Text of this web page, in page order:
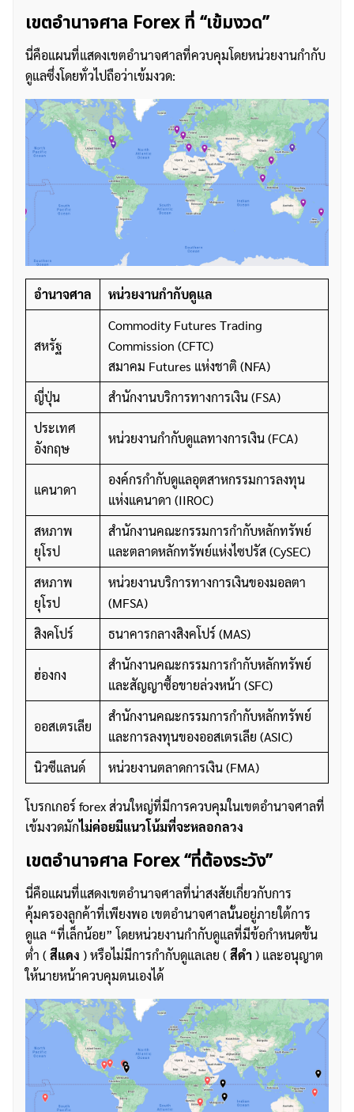
เขตอำนาจศาล Forex ที่ “เข้มงวด”
นี่คือแผนที่แสดงเขตอำนาจศาลที่ควบคุมโดยหน่วยงานกำกับ
ดูแลซึ่งโดยทั่วไปถือว่าเข้มงวด:
อำนาจศาล หน่วยงานกำกับดูแล
สหรัฐ
Commodity Futures Trading
Commission (CFTC)
สมาคม Futures แห่งชาติ (NFA)
ญี่ปุ่น
สำนักงานบริการทางการเงิน (FSA)
ประเทศ
อังกฤษ
หน่วยงานกำกับดูแลทางการเงิน (FCA)
แคนาดา
องค์กรกำกับดูแลอุตสาหกรรมการลงทุน
แห่งแคนาดา (IIROC)
สหภาพ
ยุโรป
สำนักงานคณะกรรมการกำกับหลักทรัพย์
และตลาดหลักทรัพย์แห่งไซปรัส (CySEC)
สหภาพ
ยุโรป
หน่วยงานบริการทางการเงินของมอลตา
(MFSA)
สิงคโปร์
ธนาคารกลางสิงคโปร์ (MAS)
ฮ่องกง
สำนักงานคณะกรรมการกำกับหลักทรัพย์
และสัญญาซื้อขายล่วงหน้า (SFC)
ออสเตรเลีย
สำนักงานคณะกรรมการกำกับหลักทรัพย์
และการลงทุนของออสเตรเลีย (ASIC)
นิวซีแลนด์
หน่วยงานตลาดการเงิน (FMA)
โบรกเกอร์ forex ส่วนใหญ่ที่มีการควบคุมในเขตอำนาจศาลที่
เข้มงวดมักไม่ค่อยมีแนวโน้มที่จะหลอกลวง
เขตอำนาจศาล Forex “ที่ต้องระวัง”
นี่คือแผนที่แสดงเขตอำนาจศาลที่น่าสงสัยเกี่ยวกับการ
คุ้มครองลูกค้าที่เพียงพอ เขตอำนาจศาลนั้นอยู่ภายใต้การ
ดูแล “ที่เล็กน้อย” โดยหน่วยงานกำกับดูแลที่มีข้อกำหนดขั้น
ต่ำ (สีแดง ) หรือไม่มีการกำกับดูแลเลย (สีดำ) และอนุญาต
ให้นายหน้าควบคุมตนเองได้